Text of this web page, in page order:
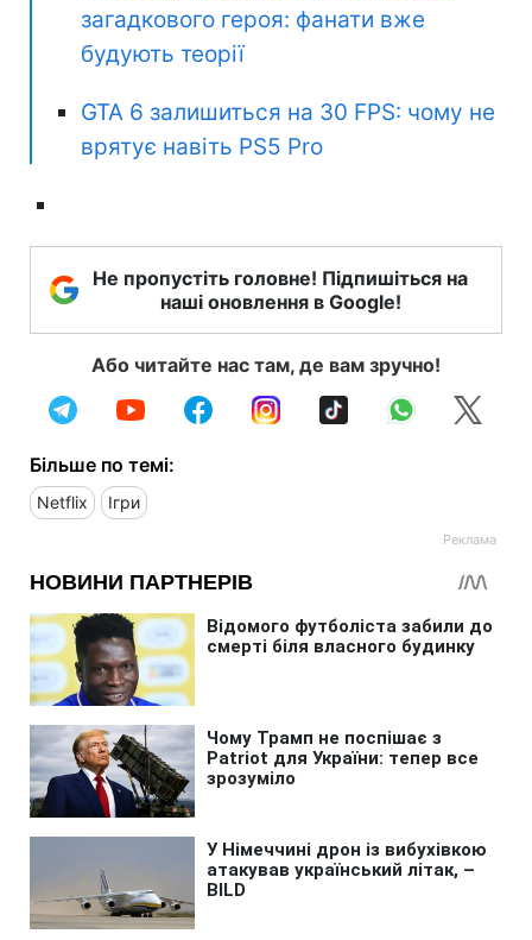
загадкового героя: фанати вже
будують теорії
GTA 6 залишиться на 30 FPS: чому не
врятує навіть PS5 Pro
Не пропустіть головне! Підпишіться на
наші оновлення в Google!
Або читайте нас там, де вам зручно!
Більше по темі:
Netflix Ігри